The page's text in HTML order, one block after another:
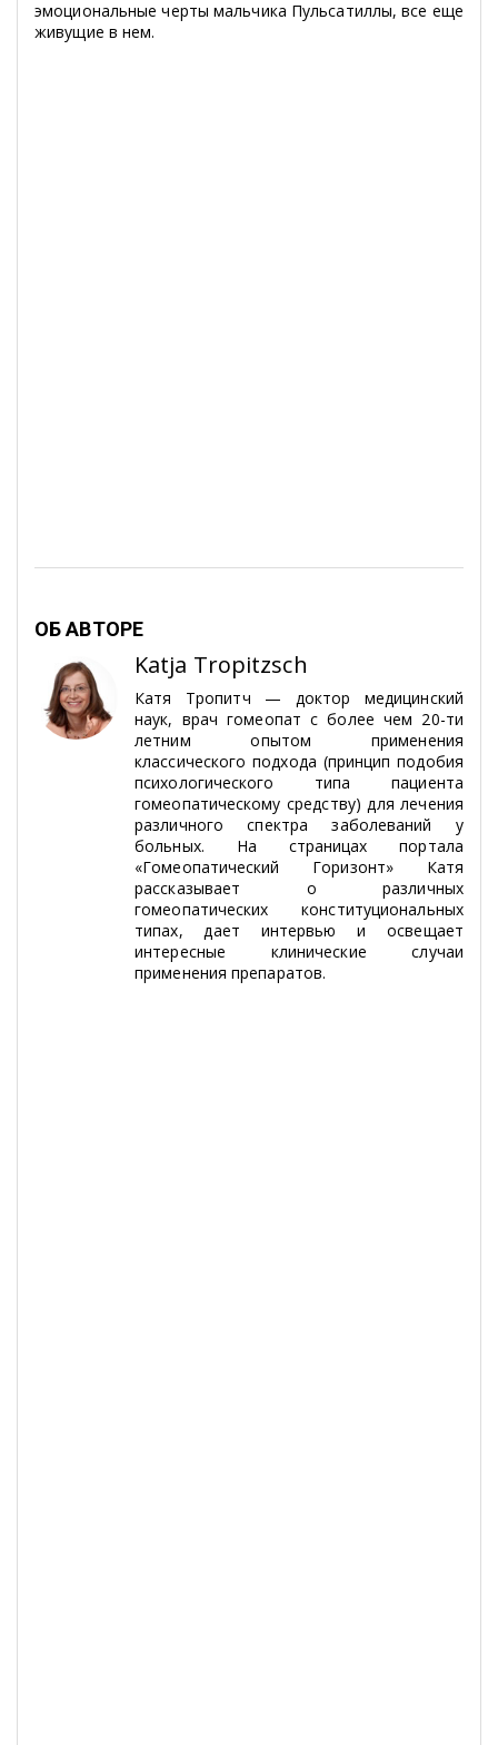
эмоциональные черты мальчика Пульсатиллы, все еще
живущие в нем.
ОБ АВТОРЕ
Katja Tropitzsch
Катя Тропитч — доктор медицинский
наук, врач гомеопат с более чем 20-ти
летним опытом применения
классического подхода (принцип подобия
психологического типа пациента
гомеопатическому средству) для лечения
различного спектра заболеваний у
больных. На страницах портала
«Гомеопатический Горизонт» Катя
рассказывает о различных
гомеопатических конституциональных
типах, дает интервью и освещает
интересные клинические случаи
применения препаратов.